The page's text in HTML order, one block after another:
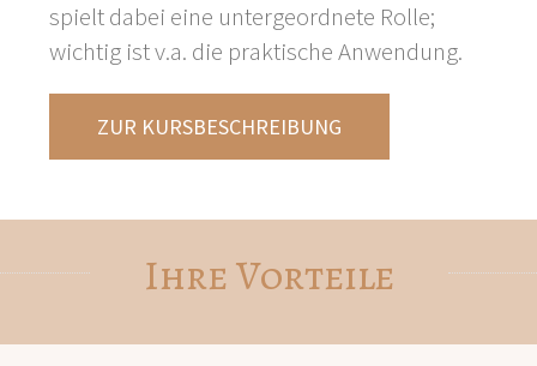
spielt dabei eine untergeordnete Rolle;
wichtig ist v.a. die praktische Anwendung.
ZUR KURSBESCHREIBUNG
Ihre Vorteile